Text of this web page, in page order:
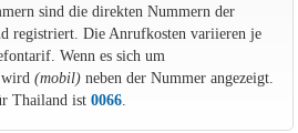
sind die direkten Nummern der
registriert. Die Anrufkosten variieren je
Wenn es sich um
(mobil)neben der Nummer angezeigt.
Thailand ist 0066.